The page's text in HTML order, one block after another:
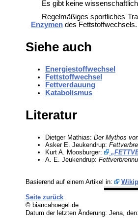
Es gibt keine
Regelmäßiges sportliches
Enzymendes
Siehe auch
Energiestoffwechsel
Fettstoffwechsel
Fettverdauung
Katabolismus
Literatur
Dietger Mathias: Der Mythos
Asker E. Jeukendrup:
Kurt A. Moosburger:
A. E. Jeukendrup:
Basierend auf einem Artikel in:
Seite zurück
© biancahoegel.de
Datum der letzten Änderung: Jena,